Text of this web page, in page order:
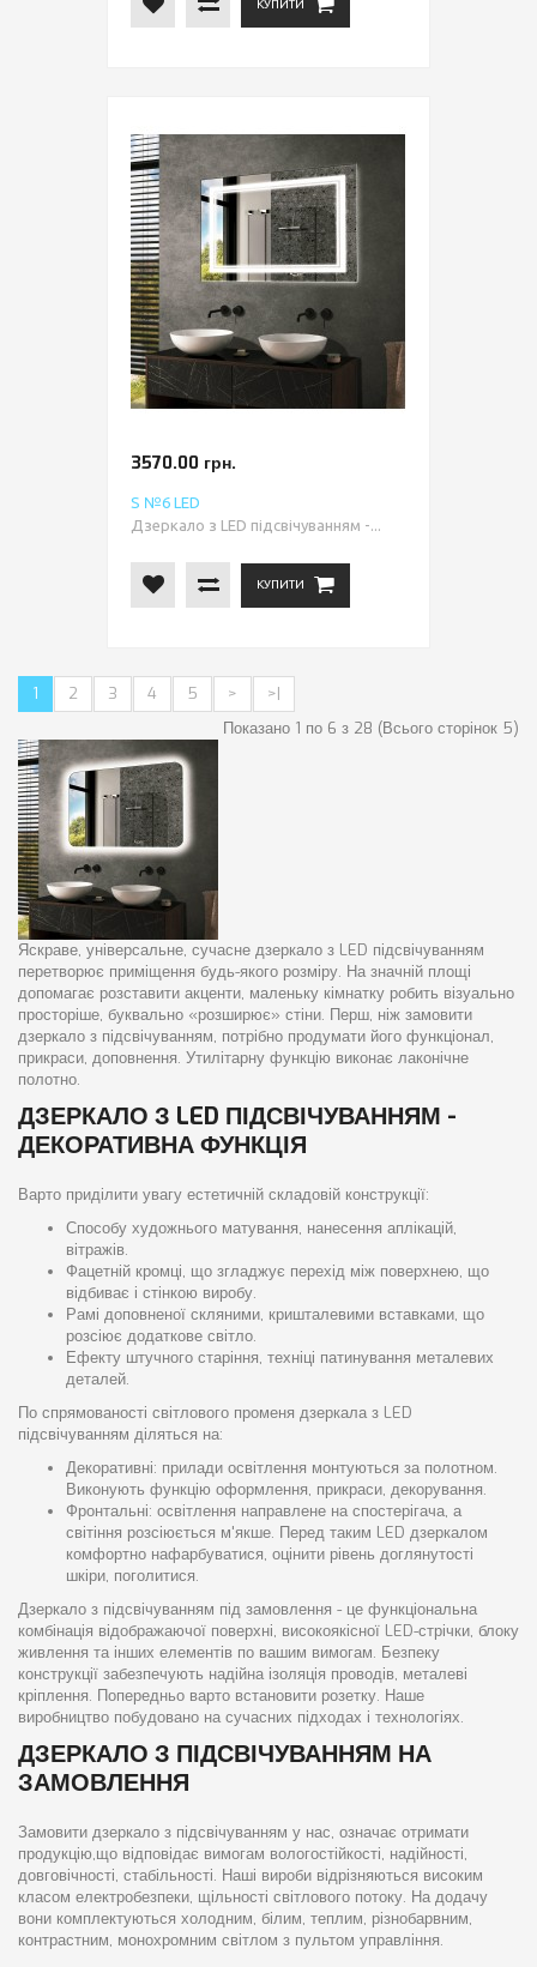
КУПИТИ
3570.00 грн.
S №6 LED
Дзеркало з LED підсвічуванням -...
КУПИТИ
1 2 3 4 5 >
>|
Показано 1 по 6 з 28 (Всього сторінок 5)
Яскраве, універсальне, сучасне дзеркало з LED підсвічуванням
перетворює приміщення будь-якого розміру. На значній площі
допомагає розставити акценти, маленьку кімнатку робить візуально
просторіше, буквально «розширює» стіни. Перш, ніж замовити
дзеркало з підсвічуванням, потрібно продумати його функціонал,
прикраси, доповнення. Утилітарну функцію виконає лаконічне
полотно.
ДЗЕРКАЛО З LED ПІДСВІЧУВАННЯМ -
ДЕКОРАТИВНА ФУНКЦІЯ
Варто приділити увагу естетичній складовій конструкції:
Способу художнього матування, нанесення аплікацій,
вітражів.
Фацетній кромці, що згладжує перехід між поверхнею, що
відбиває і стінкою виробу.
Рамі доповненої скляними, кришталевими вставками, що
розсіює додаткове світло.
Ефекту штучного старіння, техніці патинування металевих
деталей.
По спрямованості світлового променя дзеркала з LED
підсвічуванням діляться на:
Декоративні: прилади освітлення монтуються за полотном.
Виконують функцію оформлення, прикраси, декорування.
Фронтальні: освітлення направлене на спостерігача, а
світіння розсіюється м'якше. Перед таким LED дзеркалом
комфортно нафарбуватися, оцінити рівень доглянутості
шкіри, поголитися.
Дзеркало з підсвічуванням під замовлення - це функціональна
комбінація відображаючої поверхні, високоякісної LED-стрічки, блоку
живлення та інших елементів по вашим вимогам. Безпеку
конструкції забезпечують надійна ізоляція проводів, металеві
кріплення. Попередньо варто встановити розетку. Наше
виробництво побудовано на сучасних підходах і технологіях.
ДЗЕРКАЛО З ПІДСВІЧУВАННЯМ НА
ЗАМОВЛЕННЯ
Замовити дзеркало з підсвічуванням у нас, означає отримати
продукцію,що відповідає вимогам вологостійкості, надійності,
довговічності, стабільності. Наші вироби відрізняються високим
класом електробезпеки, щільності світлового потоку. На додачу
вони комплектуються холодним, білим, теплим, різнобарвним,
контрастним, монохромним світлом з пультом управління.